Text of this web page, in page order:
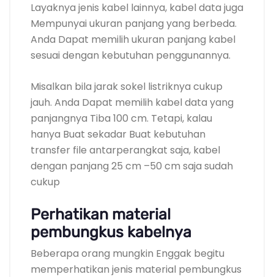
Layaknya jenis kabel lainnya, kabel data juga
Mempunyai ukuran panjang yang berbeda.
Anda Dapat memilih ukuran panjang kabel
sesuai dengan kebutuhan penggunannya.
Misalkan bila jarak sokel listriknya cukup
jauh. Anda Dapat memilih kabel data yang
panjangnya Tiba 100 cm. Tetapi, kalau
hanya Buat sekadar Buat kebutuhan
transfer file antarperangkat saja, kabel
dengan panjang 25 cm –50 cm saja sudah
cukup
Perhatikan material
pembungkus kabelnya
Beberapa orang mungkin Enggak begitu
memperhatikan jenis material pembungkus